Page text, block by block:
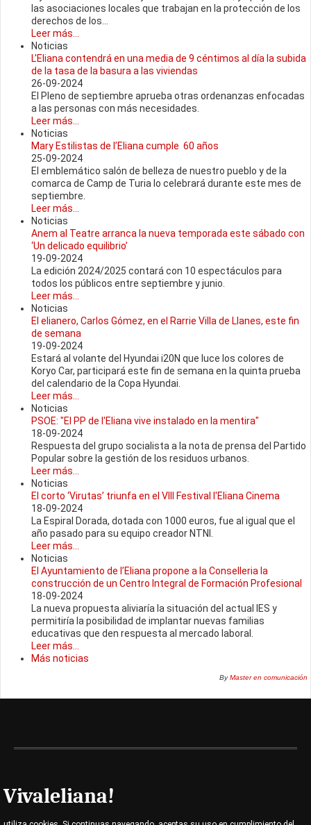
las asociaciones locales que trabajan en la protección de los
derechos de los...
Leer más...
Noticias
L'Eliana contendrá en una media de 9 céntimos al día la subida
de la tasa de la basura a las viviendas
26-09-2024
El Pleno de septiembre aprueba otras ordenanzas enfocadas
a las personas con más necesidades.
Leer más...
Noticias
Mary Estilistas de l’Eliana cumple 60 años
25-09-2024
El emblemático salón de belleza de nuestro pueblo y de la
comarca de Camp de Turia lo celebrará durante este mes de
septiembre.
Leer más...
Noticias
Anem al Teatre arranca la nueva temporada este sábado con
‘Un delicado equilibrio’
19-09-2024
La edición 2024/2025 contará con 10 espectáculos para
todos los públicos entre septiembre y junio.
Leer más...
Noticias
El elianero, Carlos Gómez, en el Rarrie Villa de Llanes, este fin
de semana
19-09-2024
Estará al volante del Hyundai i20N que luce los colores de
Koryo Car, participará este fin de semana en la quinta prueba
del calendario de la Copa Hyundai.
Leer más...
Noticias
PSOE: "El PP de l'Eliana vive instalado en la mentira"
18-09-2024
Respuesta del grupo socialista a la nota de prensa del Partido
Popular sobre la gestión de los residuos urbanos.
Leer más...
Noticias
El corto ‘Virutas’ triunfa en el VIII Festival l'Eliana Cinema
18-09-2024
La Espiral Dorada, dotada con 1000 euros, fue al igual que el
año pasado para su equipo creador NTNI.
Leer más...
Noticias
El Ayuntamiento de l’Eliana propone a la Conselleria la
construcción de un Centro Integral de Formación Profesional
18-09-2024
La nueva propuesta aliviaría la situación del actual IES y
permitiría la posibilidad de implantar nuevas familias
educativas que den respuesta al mercado laboral.
Leer más...
Más noticias
ByMaster en comunicación
Vivaleliana!